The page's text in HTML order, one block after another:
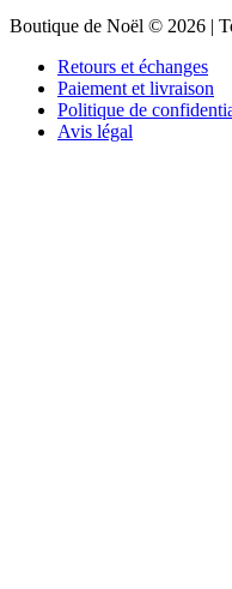
Boutique de Noël © 2026 |
Retours et échanges
Paiement et livraison
Politique de
Avis légal